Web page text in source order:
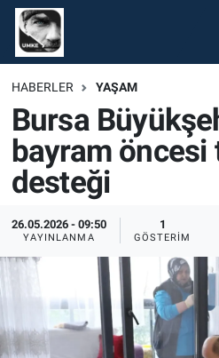
HABERLER YAŞAM
Bursa
bayram
desteği
26.05.2026 - 09:50
YAYINLANMA
1
GÖSTERIM
Gündem
Ekonomi
Spor
Magazin
Tüm Haberler
İletişim
Nöbetçi Eczaneler
Hava Durumu
Namaz Vakitleri
Trafik Durumu
Süper Lig Puan Durumu
Tüm Manşetler
Son Dakika Haberleri